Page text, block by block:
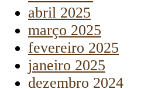
abril 2025
março 2025
fevereiro 2025
janeiro 2025
dezembro 2024